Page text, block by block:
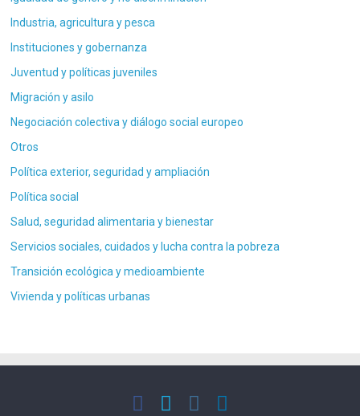
Industria, agricultura y pesca
Instituciones y gobernanza
Juventud y políticas juveniles
Migración y asilo
Negociación colectiva y diálogo social europeo
Otros
Política exterior, seguridad y ampliación
Política social
Salud, seguridad alimentaria y bienestar
Servicios sociales, cuidados y lucha contra la pobreza
Transición ecológica y medioambiente
Vivienda y políticas urbanas